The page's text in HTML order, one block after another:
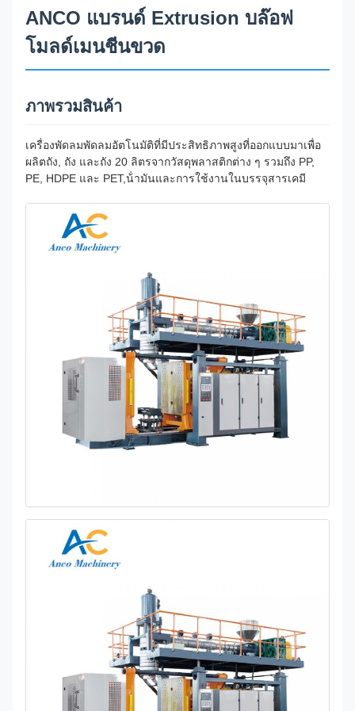
ANCO แบรนด์ Extrusion บล๊อฟ
โมลด์เมนชีนขวด
ภาพรวมสินค้า
เครื่องพัดลมพัดลมอัตโนมัติที่มีประสิทธิภาพสูงที่ออกแบบมาเพื่อ
ผลิตถัง, ถัง และถัง 20 ลิตรจากวัสดุพลาสติกต่าง ๆ รวมถึง PP,
PE, HDPE และ PET,น้ํามันและการใช้งานในบรรจุสารเคมี